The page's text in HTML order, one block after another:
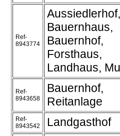
Ref-
8943774
Aussiedlerhof,
Bauernhaus,
Bauernhof,
Forsthaus,
Landhaus,
Ref-
8943658
Bauernhof,
Reitanlage
Ref-
8943542
Landgasthof